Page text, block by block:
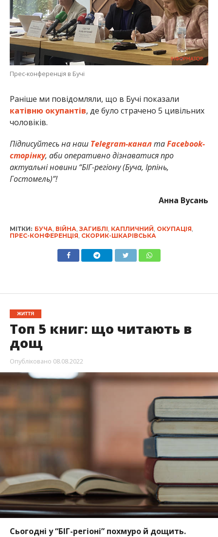
Прес-конференція в Бучі
Раніше ми повідомляли, що в Бучі показали
катівню окупантів, де було страчено 5 цивільних
чоловіків.
Підписуйтесь на наш Telegram-каналтаFacebook-
сторінку, аби оперативно дізнаватися про
актуальні новини “БІГ-регіону (Буча, Ірпінь,
Гостомель)”!
Анна Вусань
МІТКИ: БУЧА, ВІЙНА, ЗАГИБЛІ, КАПЛИЧНИЙ, ОКУПАЦІЯ,
ПРЕС-КОНФЕРЕНЦІЯ, СКОРИК-ШКАРІВСЬКА
ЖИТТЯ
Топ 5 книг: що читають в
дощ
Опубліковано 08.08.2022
Сьогодні у “БІГ-регіоні” похмуро й дощить.